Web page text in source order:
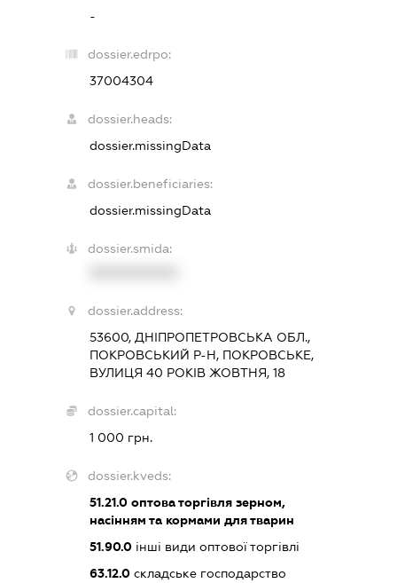
-
dossier.edrpo:
37004304
dossier.heads:
dossier.missingData
dossier.beneficiaries:
dossier.missingData
dossier.smida:
dossier.address:
53600, ДНІПРОПЕТРОВСЬКА ОБЛ.,
ПОКРОВСЬКИЙ Р-Н, ПОКРОВСЬКЕ,
ВУЛИЦЯ 40 РОКІВ ЖОВТНЯ, 18
dossier.capital:
1 000 грн.
dossier.kveds:
51.21.0 оптова торгівля зерном,
насінням та кормами для тварин
51.90.0 інші види оптової торгівлі
63.12.0 складське господарство